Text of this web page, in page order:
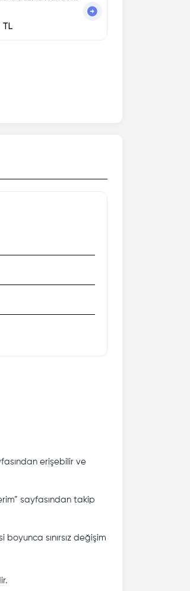
TL
erişebilir ve
sayfasından takip
sınırsız değişim